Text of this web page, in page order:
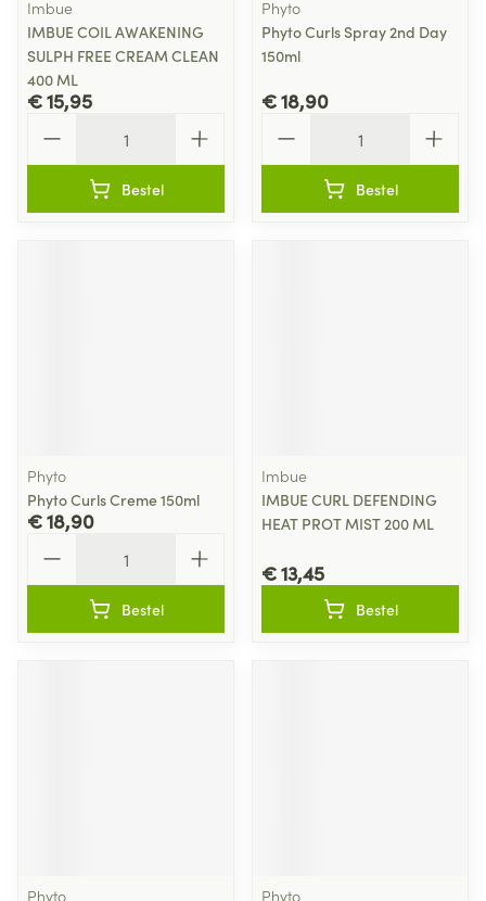
Imbue
IMBUE COIL AWAKENING
SULPH FREE CREAM CLEAN
400 ML
€ 15,95
Bestel
Phyto
Phyto Curls Spray 2nd Day
150ml
€ 18,90
Bestel
Phyto
Phyto Curls Creme 150ml
€ 18,90
Bestel
Imbue
IMBUE CURL DEFENDING
HEAT PROT MIST 200 ML
€ 13,45
Bestel
Phyto Phyto